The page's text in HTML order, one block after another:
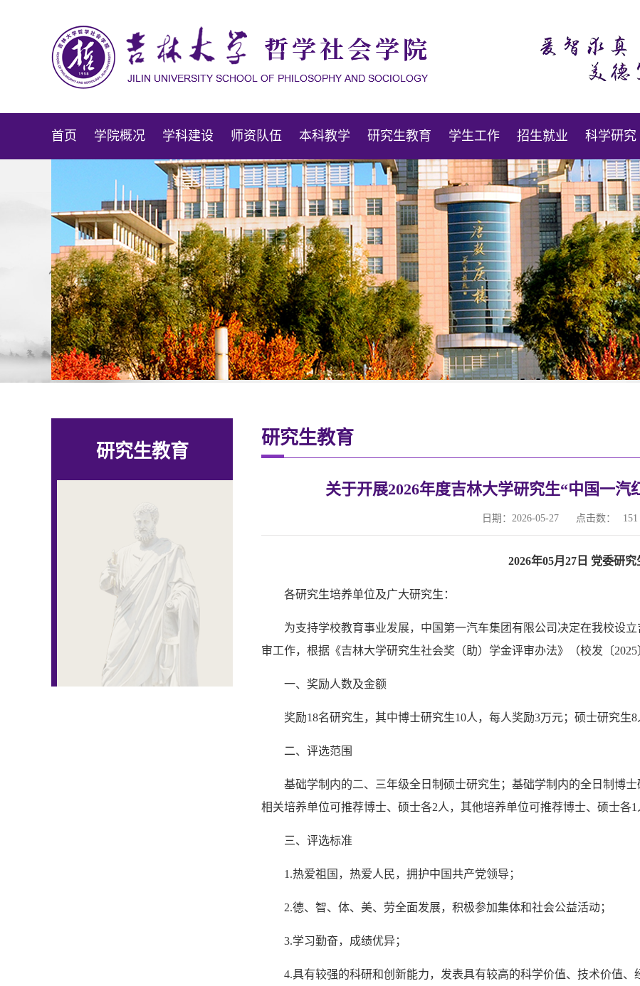
首页 学院概况 学科建设 师资队伍 本科教学 研究生教育 学生工作 招生就业 科学研究
研究生教育
研究生教育
关于开展2026年度吉林大学研究生“中国一汽
日期：2026-05-27 点击数： 151
2026年05月27日 党委研
各研究生培养单位及广大研究生：
为支持学校教育事业发展，中国第一汽车集团有限公司决定在我校设
审工作，根据《吉林大学研究生社会奖（助）学金评审办法》（校发〔2025
一、奖励人数及金额
奖励18名研究生，其中博士研究生10人，每人奖励3万元；硕士研究生8
二、评选范围
基础学制内的二、三年级全日制硕士研究生；基础学制内的全日制博
相关培养单位可推荐博士、硕士各2人，其他培养单位可推荐博士、硕士各1
三、评选标准
1.热爱祖国，热爱人民，拥护中国共产党领导；
2.德、智、体、美、劳全面发展，积极参加集体和社会公益活动；
3.学习勤奋，成绩优异；
4.具有较强的科研和创新能力，发表具有较高的科学价值、技术价值、